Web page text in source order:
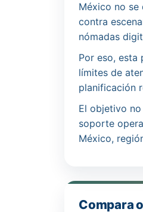
México no se
contra
nómadas
Por eso, esta
límites de
planificación
El objetivo
soporte
México,
Compara